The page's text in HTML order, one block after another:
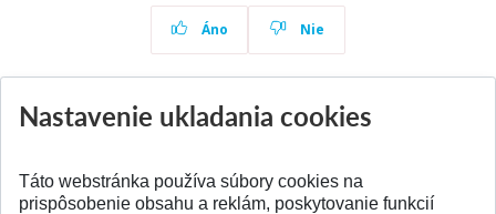
Áno Nie
Nastavenie ukladania cookies
Táto webstránka používa súbory cookies na
prispôsobenie obsahu a reklám, poskytovanie funkcií